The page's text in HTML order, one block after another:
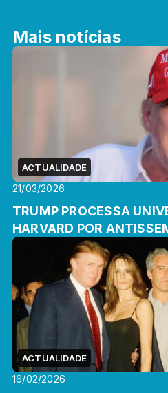
Mais notícias
ACTUALIDADE
21/03/2026
TRUMP PROCESSA
HARVARD POR
ACTUALIDADE
16/02/2026